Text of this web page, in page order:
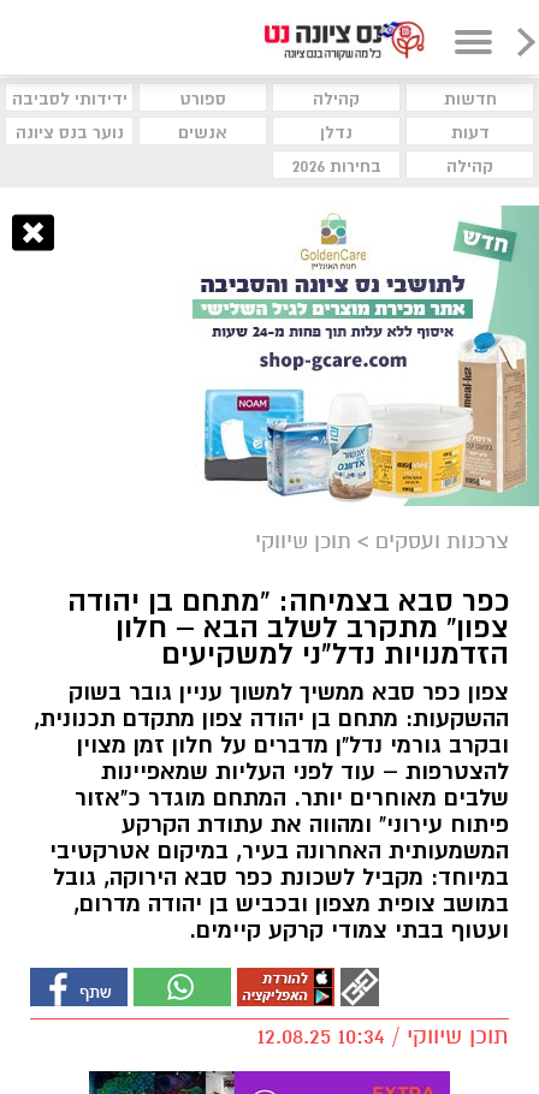
חדשות קהילה ספורט
ידידותי לסביבה
דעות
נדלן אנשים
נוער בנס ציונה
קהילה
בחירות 2026
צרכנות ועסקים > תוכן שיווקי
כפר סבא בצמיחה: “מתחם בן יהודה
צפון” מתקרב לשלב הבא – חלון
הזדמנויות נדל"ני למשקיעים
צפון כפר סבא ממשיך למשוך עניין גובר בשוק
ההשקעות: מתחם בן יהודה צפון מתקדם תכנונית,
ובקרב גורמי נדל"ן מדברים על חלון זמן מצוין
להצטרפות – עוד לפני העליות שמאפיינות
שלבים מאוחרים יותר. המתחם מוגדר כ"אזור
פיתוח עירוני" ומהווה את עתודת הקרקע
המשמעותית האחרונה בעיר, במיקום אטרקטיבי
במיוחד: מקביל לשכונת כפר סבא הירוקה, גובל
במושב צופית מצפון ובכביש בן יהודה מדרום,
ועטוף בבתי צמודי קרקע קיימים.
תוכן שיווקי / 10:34 12.08.25